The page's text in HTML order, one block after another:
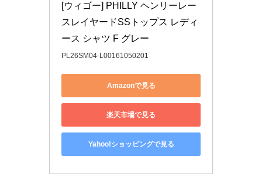
[ウィゴー] PHILLY ヘンリーレー
スレイヤードSSトップス レディ
ース シャツ F グレー
PL26SM04-L00161050201
Amazonで見る
楽天市場で見る
Yahoo!ショッピングで見る